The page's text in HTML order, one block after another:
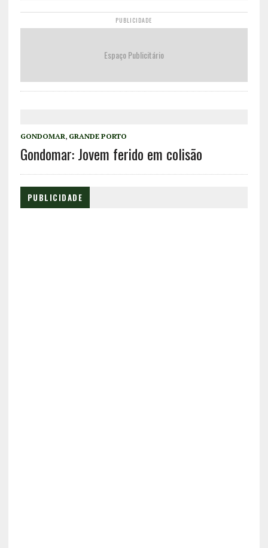
PUBLICIDADE
Espaço Publicitário
GONDOMAR, GRANDE PORTO
Gondomar: Jovem ferido em colisão
PUBLICIDADE